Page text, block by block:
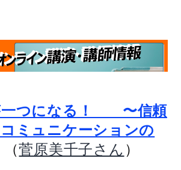
一つになる！ 〜信頼
ミュニケーションの
（菅原美千子さん ）